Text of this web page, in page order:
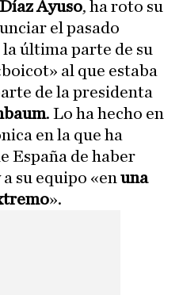
Ayuso, ha roto su
el pasado
última parte de su
al que estaba
de la presidenta
. Lo ha hecho en
en la que ha
España de haber
su equipo «en una
».